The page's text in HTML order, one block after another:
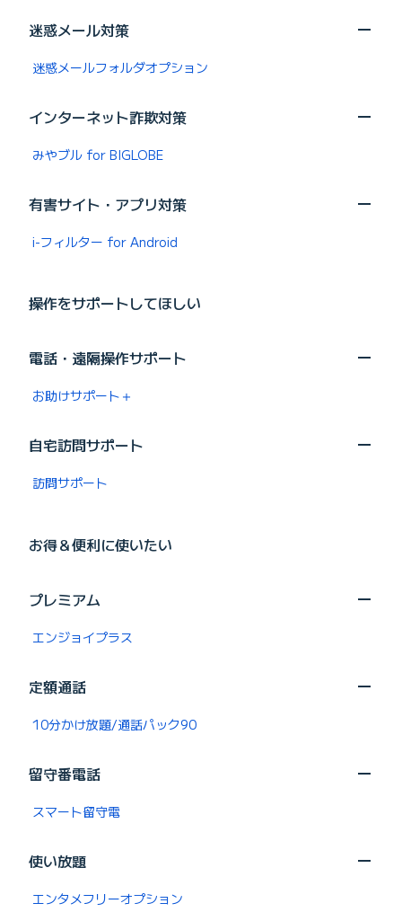
迷惑メール対策
迷惑メールフォルダオプション
インターネット詐欺対策
みやブル for BIGLOBE
有害サイト・アプリ対策
i-フィルター for Android
操作をサポートしてほしい
電話・遠隔操作サポート
お助けサポート＋
自宅訪問サポート
訪問サポート
お得＆便利に使いたい
プレミアム
エンジョイプラス
定額通話
10分かけ放題/通話パック90
留守番電話
スマート留守電
使い放題
エンタメフリーオプション